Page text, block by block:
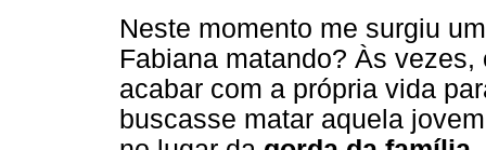
Neste momento me surgiu
Fabiana matando? Às
acabar com a própria vida
buscasse matar aquela